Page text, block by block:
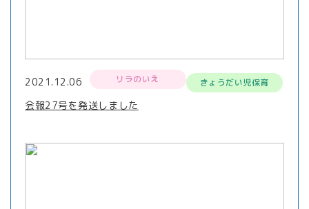
2021.12.06 リラのいえ きょうだい児保育
会報27号を発送しました